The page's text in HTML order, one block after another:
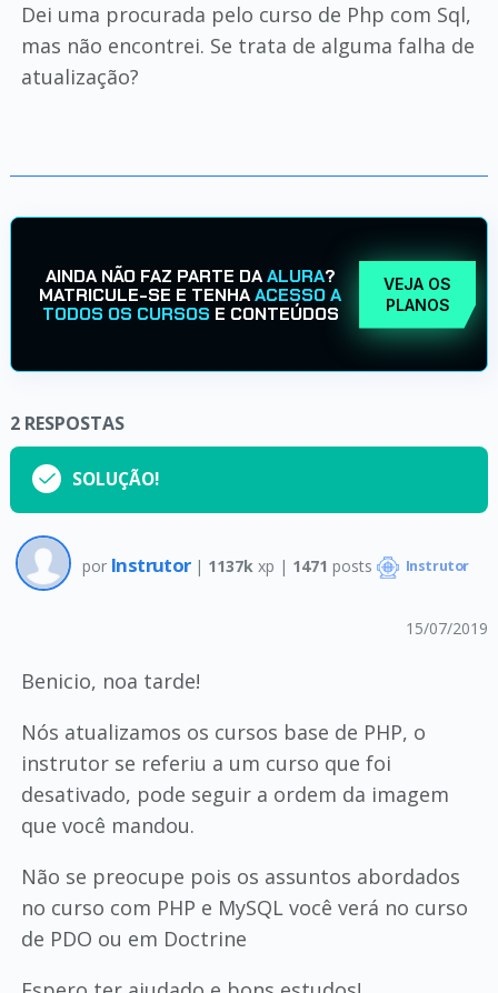
Dei uma procurada pelo curso de Php com Sql,
mas não encontrei. Se trata de alguma falha de
atualização?
AINDA NÃO FAZ PARTE DAALURA?
MATRICULE-SE E TENHAACESSO A
TODOS OS CURSOS E CONTEÚDOS
VEJA OS
PLANOS
2 RESPOSTAS
SOLUÇÃO!
por Instrutor | 1137k xp | 1471 posts Instrutor
15/07/2019
Benicio, noa tarde!
Nós atualizamos os cursos base de PHP, o
instrutor se referiu a um curso que foi
desativado, pode seguir a ordem da imagem
que você mandou.
Não se preocupe pois os assuntos abordados
no curso com PHP e MySQL você verá no curso
de PDO ou em Doctrine